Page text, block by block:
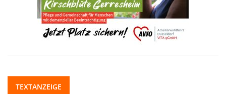
TEXTANZEIGE